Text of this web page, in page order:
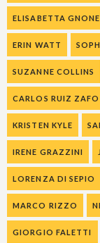
ELISABETTA GNONE
ERIN WATT
SUZANNE COLLINS
CARLOS RUIZ
KRISTEN KYLE
IRENE GRAZZINI
LORENZA DI SEPIO
MARCO RIZZO
GIORGIO FALETTI